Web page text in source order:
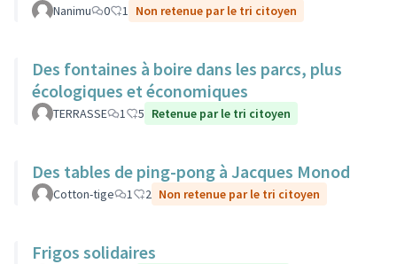
Nanimu 0 1 Non retenue par le tri citoyen
Des fontaines à boire dans les parcs, plus
écologiques et économiques
TERRASSE 1 5 Retenue par le tri citoyen
Des tables de ping-pong à Jacques Monod
Cotton-tige 1 2 Non retenue par le tri citoyen
Frigos solidaires